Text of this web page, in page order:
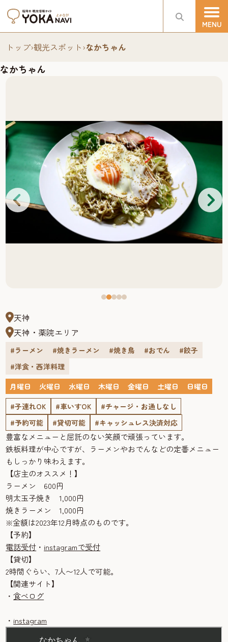
トップ›観光スポット›なかちゃん
なかちゃん
天神
天神・薬院エリア
#ラーメン #焼きラーメン #焼き鳥 #おでん
#餃子
#洋食・西洋料理
月曜日
火曜日 水曜日 木曜日 金曜日 土曜日
日曜日
#子連れOK
#車いすOK
#チャージ・お通しなし
#予約可能
#貸切可能 #キャッシュレス決済対応
豊富なメニューと屈託のない笑顔で頑張っています。
鉄板料理が中心ですが、ラーメンやおでんなどの定番メニュー
もしっかり味わえます。
【店主のオススメ！】
ラーメン 600円
明太玉子焼き 1,000円
焼きラーメン 1,000円
※金額は2023年12月時点のものです。
【予約】
電話受付 ・ instagramで受付
【貸切】
2時間ぐらい、7人〜12人で可能。
【関連サイト】
・食べログ
・ instagram